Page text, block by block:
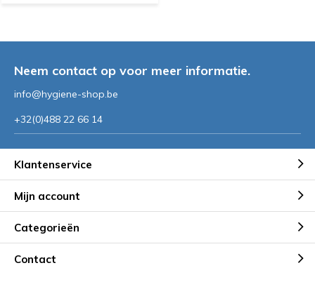
Neem contact op voor meer informatie.
info@hygiene-shop.be
+32(0)488 22 66 14
Klantenservice
Mijn account
Categorieën
Contact